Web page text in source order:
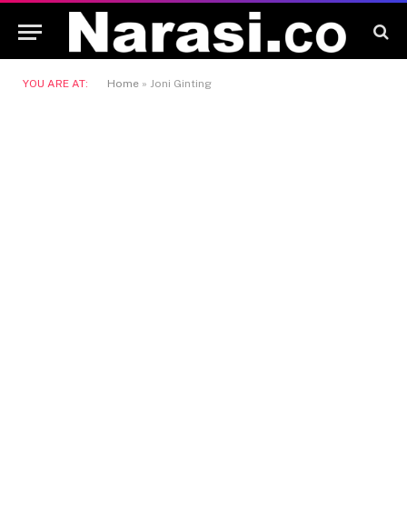
YOU ARE AT: Home » Joni Ginting